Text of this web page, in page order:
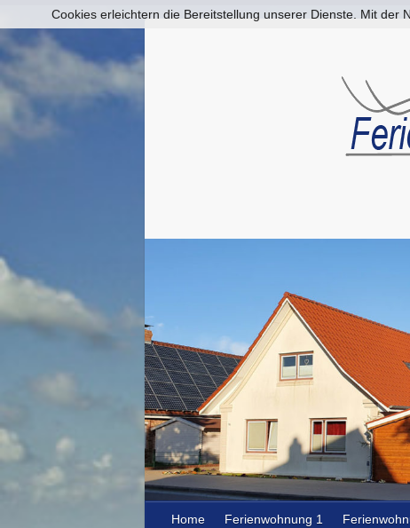
Home Ferienwohnung 1
Cookies erleichtern die Bereitstellung unserer Dienste. Mit der